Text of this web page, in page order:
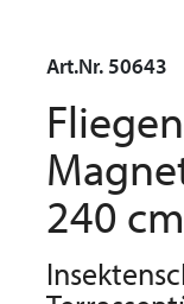
Art.Nr. 50643
240